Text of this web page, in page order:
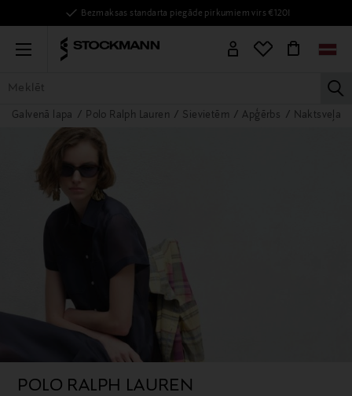
Bezmaksas standarta piegāde pirkumiem virs €120!
Menu
VISAS PRECES SIEVIETĒM VĪRIEŠIEM BĒRNIEM MĀJAI
Galvenā lapa Polo Ralph Lauren Sievietēm Apģērbs Naktsveļa
POLO RALPH LAUREN